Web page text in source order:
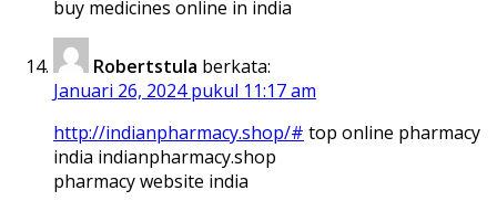
buy medicines online in india
Robertstula berkata:
Januari 26, 2024 pukul 11:17 am
http://indianpharmacy.shop/# top online pharmacy
india indianpharmacy.shop
pharmacy website india